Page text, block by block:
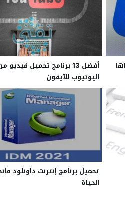
أفضل 13 برنامج تحميل فيديو
اليوتيوب للآيفون
تحميل برنامج إنترنت داونلود
الحياة